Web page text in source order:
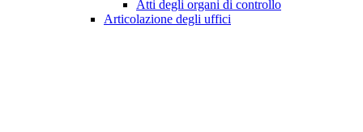
Atti degli organi di controllo
Articolazione degli uffici